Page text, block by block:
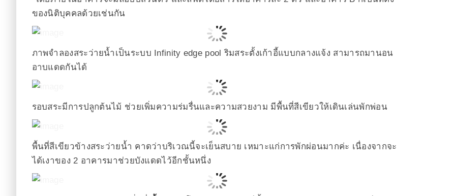
ของนิติบุคคลด้วยเช่นกัน
ภาพจำลองสระว่ายน้ำเป็นระบบ Infinity edge pool ริมสระตั้งเก้าอี้แบบกลางแจ้ง สามารถมานอน
อาบแดดกันได้
รอบสระมีการปลูกต้นไม้ ช่วยเพิ่มความร่มรื่นและความสวยงาม มีพื้นที่สีเขียวให้เดินเล่นพักพ่อน
พื้นที่สีเขียวข้างสระว่ายน้ำ คาดว่าบริเวณนี้จะเย็นสบาย เหมาะแก่การพักผ่อนมากค่ะ เนื่องจากจะ
ได้เงาของ 2 อาคารมาช่วยบังแดดไว้อีกชั้นหนึ่ง